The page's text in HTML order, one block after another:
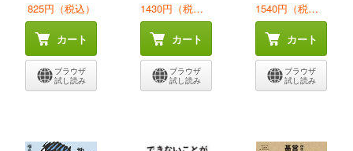
825円（税込）
カート
ブラウザ
試し読み
1430円（税込）
カート
ブラウザ
試し読み
1540円（税込）
カート
ブラウザ
試し読み